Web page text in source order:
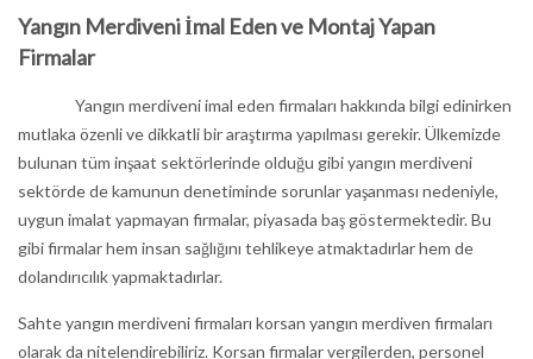
Yangın Merdiveni İmal Eden ve Montaj Yapan
Firmalar
Yangın merdiveni imal eden firmaları hakkında bilgi edinirken
mutlaka özenli ve dikkatli bir araştırma yapılması gerekir. Ülkemizde
bulunan tüm inşaat sektörlerinde olduğu gibi yangın merdiveni
sektörde de kamunun denetiminde sorunlar yaşanması nedeniyle,
uygun imalat yapmayan firmalar, piyasada baş göstermektedir. Bu
gibi firmalar hem insan sağlığını tehlikeye atmaktadırlar hem de
dolandırıcılık yapmaktadırlar.
Sahte yangın merdiveni firmaları korsan yangın merdiven firmaları
olarak da nitelendirebiliriz. Korsan firmalar vergilerden, personel